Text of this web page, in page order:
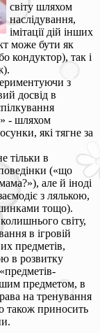
світу шляхом
наслідування,
імітації дій інших
може бути як
кондуктор), так і
з
досвід в
- шляхом
які тягне за
тільки в
(«що
але й іноді
з лялькою,
тощо).
світу,
в ігровій
предметів,
в розвитку
предметом, в
на тренування
також приносить